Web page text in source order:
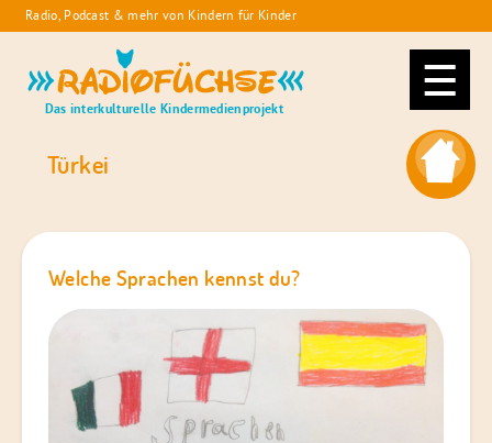
Skip
to
Radio, Podcast & mehr von Kindern für Kinder
Radiofüchse
Das interkulturelle Kindermedienprojekt
Türkei
Welche Sprachen kennst du?